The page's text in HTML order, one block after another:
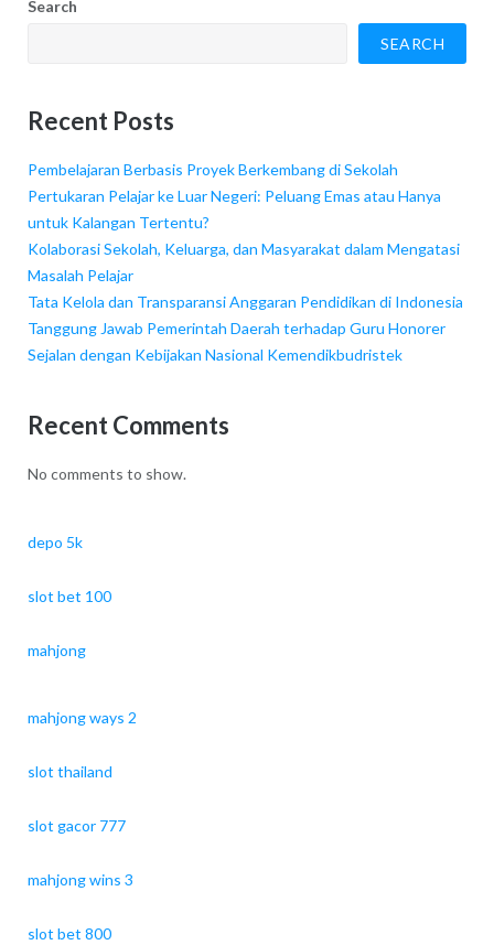
Search
SEARCH
Recent Posts
Pembelajaran Berbasis Proyek Berkembang di Sekolah
Pertukaran Pelajar ke Luar Negeri: Peluang Emas atau Hanya
untuk Kalangan Tertentu?
Kolaborasi Sekolah, Keluarga, dan Masyarakat dalam Mengatasi
Masalah Pelajar
Tata Kelola dan Transparansi Anggaran Pendidikan di Indonesia
Tanggung Jawab Pemerintah Daerah terhadap Guru Honorer
Sejalan dengan Kebijakan Nasional Kemendikbudristek
Recent Comments
No comments to show.
depo 5k
slot bet 100
mahjong
mahjong ways 2
slot thailand
slot gacor 777
mahjong wins 3
slot bet 800